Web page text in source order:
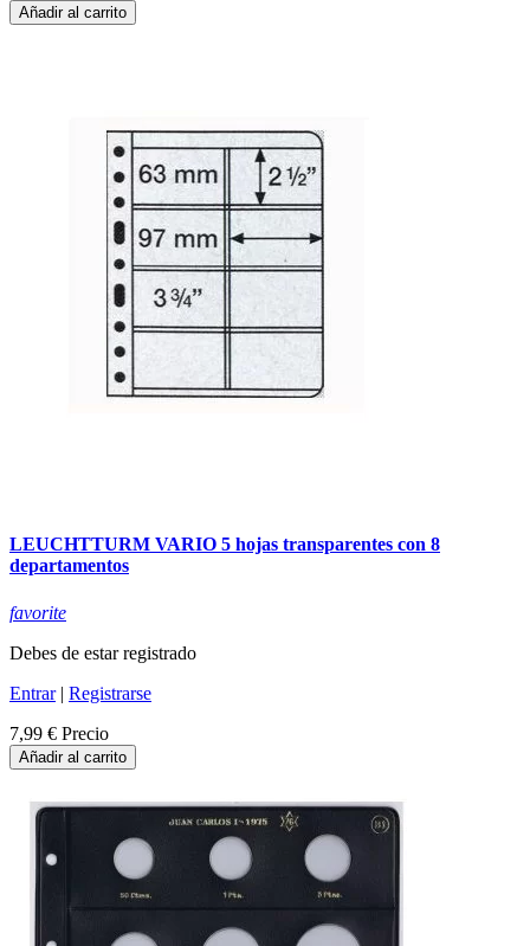
Añadir al carrito
LEUCHTTURM VARIO 5 hojas transparentes con 8
departamentos
favorite
Debes de estar registrado
Entrar| Registrarse
7,99 € Precio
Añadir al carrito